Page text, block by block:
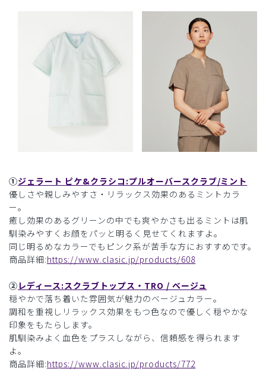
①ジェラート ピケ&クラシコ:プルオーバースクラブ/ミント
優しさや親しみやすさ・リラックス効果のあるミントカラ
ー。
癒し効果のあるグリーンの中でも爽やかさも出るミントは肌
馴染みやすくお顔をパッと明るく見せてくれますよ。
同じ明るめなカラーでもピンク系が苦手な方におすすめです。
商品詳細:https://www.clasic.jp/products/608
② レディース:スクラブトップス・TRO / ベージュ
穏やかで落ち着いた雰囲気が魅力のベージュカラー。
調和を重視しリラックス効果をもつ色なので優しく穏やかな
印象をもたらします。
肌馴染みよく血色をプラスしながら、信頼感を得られます
よ。
商品詳細:https://www.clasic.jp/products/772